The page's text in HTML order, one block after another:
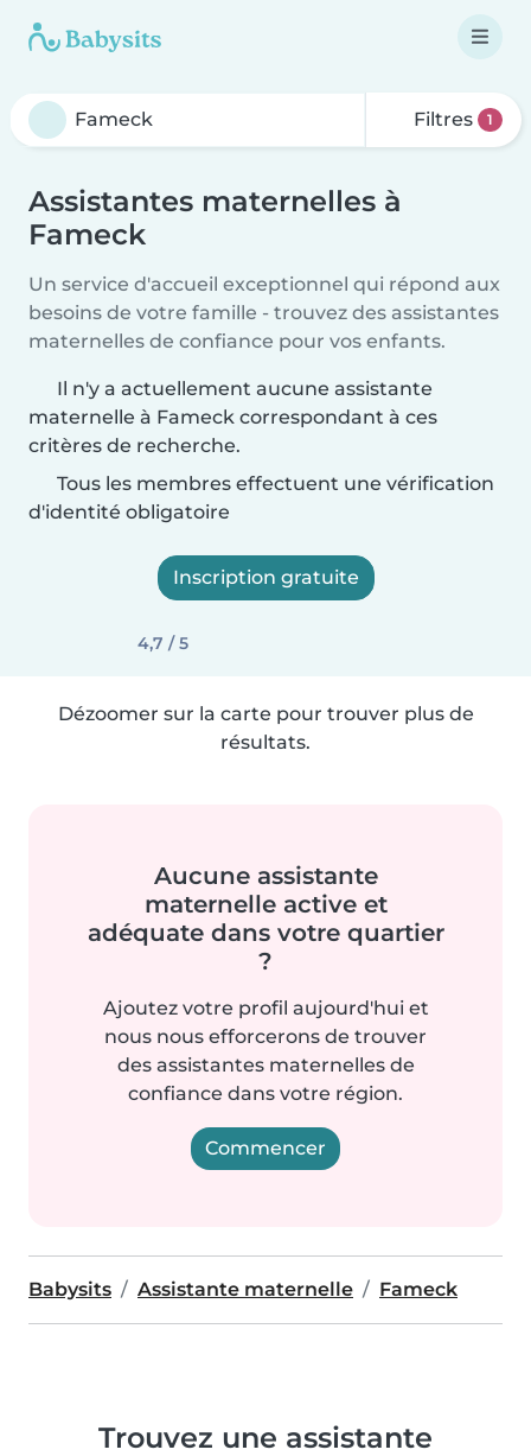
Filtres 1
Assistantes maternelles à
Fameck
Un service d'accueil exceptionnel qui répond aux
besoins de votre famille - trouvez des assistantes
maternelles de confiance pour vos enfants.
Il n'y a actuellement aucune assistante
maternelle à Fameck correspondant à ces
critères de recherche.
Tous les membres effectuent une vérification
d'identité obligatoire
Inscription gratuite
4,7 / 5
Dézoomer sur la carte pour trouver plus de
résultats.
Aucune assistante
maternelle active et
adéquate dans votre quartier
?
Ajoutez votre profil aujourd'hui et
nous nous efforcerons de trouver
des assistantes maternelles de
confiance dans votre région.
Commencer
Babysits Assistante maternelle Fameck
Trouvez une assistante